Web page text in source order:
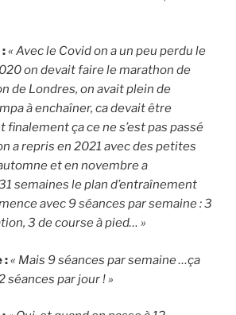
« Avec le Covid on a un peu perdu le
on devait faire le marathon de
de Londres, on avait plein de
à enchaîner, ca devait être
finalement ça ce ne s’est pas passé
a repris en 2021 avec des petites
et en novembre a
semaines le plan d’entraînement
avec 9 séances par semaine : 3
3 de course à pied… »
:« Mais 9 séances par semaine …ça
séances par jour ! »